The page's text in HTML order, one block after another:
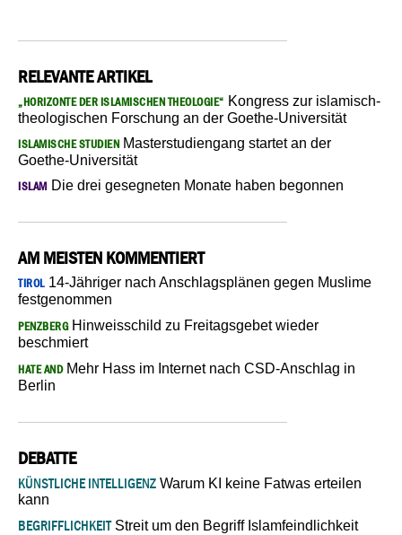
RELEVANTE ARTIKEL
„HORIZONTE DER ISLAMISCHEN THEOLOGIE“ Kongress zur islamisch-
theologischen Forschung an der Goethe-Universität
ISLAMISCHE STUDIEN Masterstudiengang startet an der
Goethe-Universität
ISLAM Die drei gesegneten Monate haben begonnen
AM MEISTEN KOMMENTIERT
TIROL14-Jähriger nach Anschlagsplänen gegen Muslime
festgenommen
PENZBERGHinweisschild zu Freitagsgebet wieder
beschmiert
HATE ANDMehr Hass im Internet nach CSD-Anschlag in
Berlin
DEBATTE
KÜNSTLICHE INTELLIGENZ Warum KI keine Fatwas erteilen
kann
BEGRIFFLICHKEITStreit um den Begriff Islamfeindlichkeit